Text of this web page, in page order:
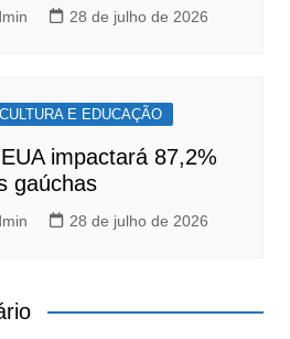
28 de julho de 2026
E EDUCAÇÃO
impactará 87,2%
gaúchas
28 de julho de 2026